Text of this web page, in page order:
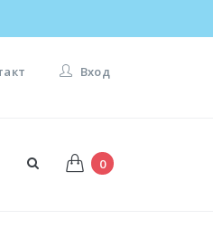
Вход
0